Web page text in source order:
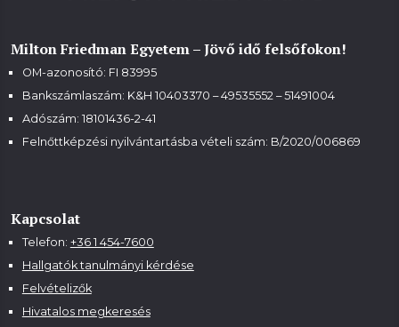
Milton Friedman Egyetem – Jövő idő felsőfokon!
OM-azonosító: FI 83995
Bankszámlaszám: K&H 10403370 – 49535552 – 51491004
Adószám: 18101436-2-41
Felnőttképzési nyilvántartásba vételi szám: B/2020/006869
Kapcsolat
Telefon: +36 1 454-7600
Hallgatók tanulmányi kérdése
Felvételizők
Hivatalos megkeresés